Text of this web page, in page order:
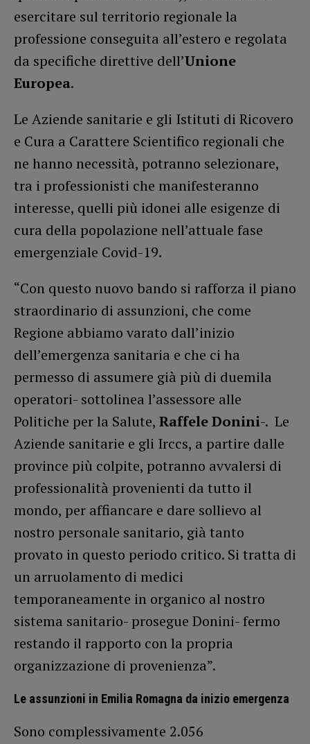
esercitare sul territorio regionale la
professione conseguita all’estero e regolata
da specifiche direttive dell’Unione
Europea.
Le Aziende sanitarie e gli Istituti di Ricovero
e Cura a Carattere Scientifico regionali che
ne hanno necessità, potranno selezionare,
tra i professionisti che manifesteranno
interesse, quelli più idonei alle esigenze di
cura della popolazione nell’attuale fase
emergenziale Covid-19.
“Con questo nuovo bando si rafforza il piano
straordinario di assunzioni, che come
Regione abbiamo varato dall’inizio
dell’emergenza sanitaria e che ci ha
permesso di assumere già più di duemila
operatori- sottolinea l’assessore alle
Politiche per la Salute, Raffele Donini-. Le
Aziende sanitarie e gli Irccs, a partire dalle
province più colpite, potranno avvalersi di
professionalità provenienti da tutto il
mondo, per affiancare e dare sollievo al
nostro personale sanitario, già tanto
provato in questo periodo critico. Si tratta di
un arruolamento di medici
temporaneamente in organico al nostro
sistema sanitario- prosegue Donini- fermo
restando il rapporto con la propria
organizzazione di provenienza”.
Le assunzioni in Emilia Romagna da inizio emergenza
Sono complessivamente 2.056